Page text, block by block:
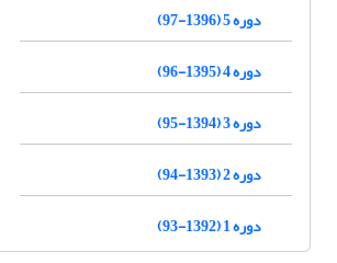
دوره 5 (1396-97)
دوره 4 (1395-96)
دوره 3 (1394-95)
دوره 2 (1393-94)
دوره 1 (1392-93)